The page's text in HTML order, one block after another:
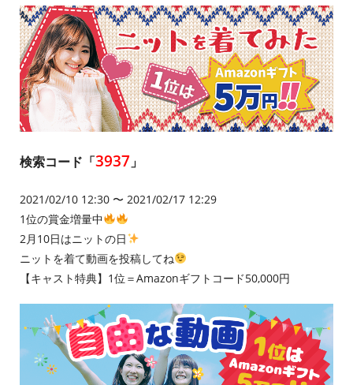
検索コード「3937 」
2021/02/10 12:30 〜 2021/02/17 12:29
1位の賞金増量中
2月10日はニットの日
ニットを着て動画を投稿してね
【キャスト特典】1位＝Amazonギフトコード50,000円